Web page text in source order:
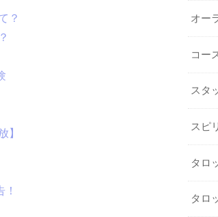
？
】
オー
コー
スタ
スピ
タロ
タロ